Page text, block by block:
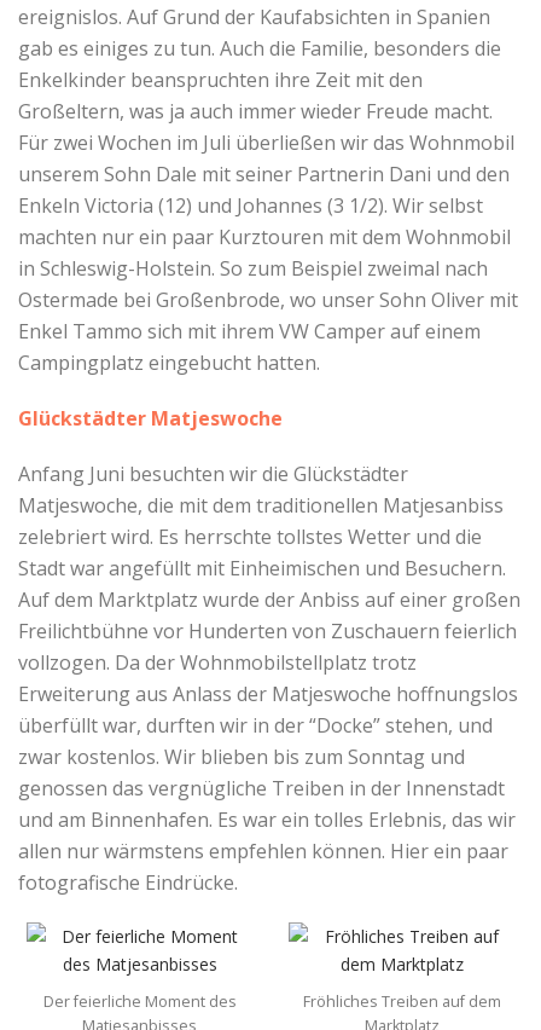
ereignislos. Auf Grund der Kaufabsichten in Spanien
gab es einiges zu tun. Auch die Familie, besonders die
Enkelkinder beanspruchten ihre Zeit mit den
Großeltern, was ja auch immer wieder Freude macht.
Für zwei Wochen im Juli überließen wir das Wohnmobil
unserem Sohn Dale mit seiner Partnerin Dani und den
Enkeln Victoria (12) und Johannes (3 1/2). Wir selbst
machten nur ein paar Kurztouren mit dem Wohnmobil
in Schleswig-Holstein. So zum Beispiel zweimal nach
Ostermade bei Großenbrode, wo unser Sohn Oliver mit
Enkel Tammo sich mit ihrem VW Camper auf einem
Campingplatz eingebucht hatten.
Glückstädter Matjeswoche
Anfang Juni besuchten wir die Glückstädter
Matjeswoche, die mit dem traditionellen Matjesanbiss
zelebriert wird. Es herrschte tollstes Wetter und die
Stadt war angefüllt mit Einheimischen und Besuchern.
Auf dem Marktplatz wurde der Anbiss auf einer großen
Freilichtbühne vor Hunderten von Zuschauern feierlich
vollzogen. Da der Wohnmobilstellplatz trotz
Erweiterung aus Anlass der Matjeswoche hoffnungslos
überfüllt war, durften wir in der “Docke” stehen, und
zwar kostenlos. Wir blieben bis zum Sonntag und
genossen das vergnügliche Treiben in der Innenstadt
und am Binnenhafen. Es war ein tolles Erlebnis, das wir
allen nur wärmstens empfehlen können. Hier ein paar
fotografische Eindrücke.
Fröhliches Treiben auf dem
Marktplatz
Der feierliche Moment des
Matjesanbisses